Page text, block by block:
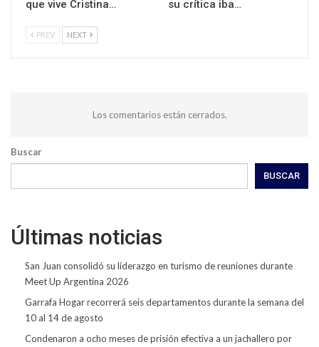
que vive Cristina…
su crítica iba…
PREV NEXT
Los comentarios están cerrados.
Buscar
BUSCAR
Últimas noticias
San Juan consolidó su liderazgo en turismo de reuniones durante
Meet Up Argentina 2026
Garrafa Hogar recorrerá seis departamentos durante la semana del
10 al 14 de agosto
Condenaron a ocho meses de prisión efectiva a un jachallero por